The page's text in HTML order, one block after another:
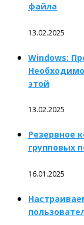
файла
13.02.2025
Windows:
этой
13.02.2025
Резервное
групповых
16.01.2025